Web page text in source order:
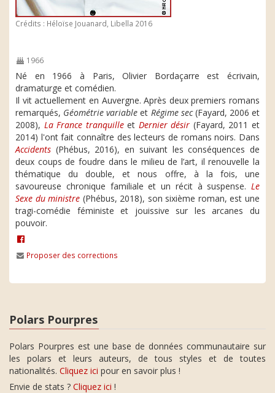
Crédits : Héloïse Jouanard, Libella 2016
1966
Né en 1966 à Paris, Olivier Bordaçarre est écrivain,
dramaturge et comédien.
Il vit actuellement en Auvergne. Après deux premiers romans
remarqués, Géométrie variable et Régime sec(Fayard, 2006 et
2008), La France tranquilleet Dernier désir (Fayard, 2011 et
2014) l'ont fait connaître des lecteurs de romans noirs. Dans
Accidents (Phébus, 2016), en suivant les conséquences de
deux coups de foudre dans le milieu de l’art, il renouvelle la
thématique du double, et nous offre, à la fois, une
savoureuse chronique familiale et un récit à suspense. Le
Sexe du ministre (Phébus, 2018), son sixième roman, est une
tragi-comédie féministe et jouissive sur les arcanes du
pouvoir.
Proposer des corrections
Polars Pourpres
Polars Pourpres est une base de données communautaire sur
les polars et leurs auteurs, de tous styles et de toutes
nationalités. Cliquez ici pour en savoir plus !
Envie de stats ? Cliquez ici !